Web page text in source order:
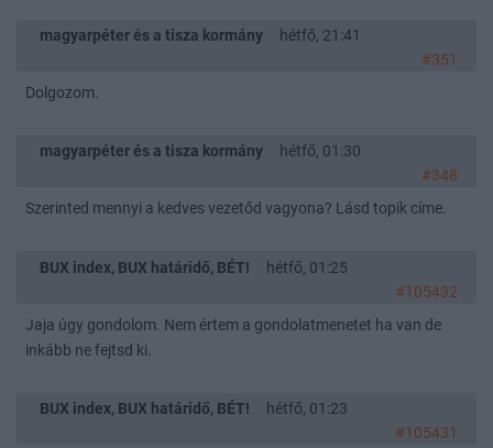
magyarpéter és a tisza kormány
hétfő, 21:41
#351
Dolgozom.
magyarpéter és a tisza kormány
hétfő, 01:30
#348
Szerinted mennyi a kedves vezetőd vagyona? Lásd topik címe.
BUX index, BUX határidő, BÉT!
hétfő, 01:25
#105432
Jaja úgy gondolom. Nem értem a gondolatmenetet ha van de
inkább ne fejtsd ki.
BUX index, BUX határidő, BÉT!
hétfő, 01:23
#105431